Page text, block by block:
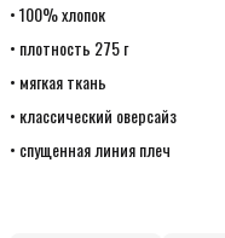
• 100% хлопок
• плотность 275 г
• мягкая ткань
• классический оверсайз
• спущенная линия плеч